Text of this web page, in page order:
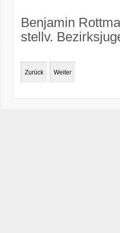
Benjamin
stellv.
Zurück Weiter